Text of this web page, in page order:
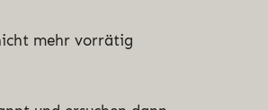
mehr vorrätig